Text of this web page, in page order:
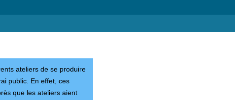
ateliers de se produire
public. En effet, ces
que les ateliers aient